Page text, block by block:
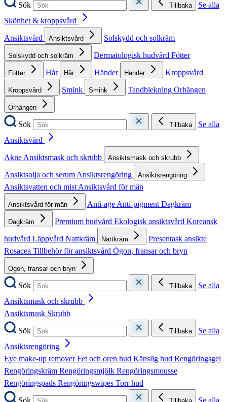
Sök
Tillbaka
Se alla
Skönhet & kroppsvård
Ansiktsvård
Ansiktsvård Solskydd och solkräm
Solskydd och solkräm Dermatologisk hudvård Fötter
Fötter Hår Hår Händer Händer Kroppsvård
Kroppsvård Smink Smink Tandblekning Örhängen
Örhängen
Sök Tillbaka
Se alla
Ansiktsvård
AkneAnsiktsmask och skrubb Ansiktsmask och skrubb
Ansiktsolja och serumAnsiktsrengöring Ansiktsrengöring
Ansiktsvatten och mistAnsiktsvård för män
Ansiktsvård för män Anti-ageAnti-pigmentDagkräm
Dagkräm Premium hudvård Ekologisk ansiktsvård Koreansk
hudvård Läppvård Nattkräm Nattkräm
Presentask ansikte
Rosacea Tillbehör för ansiktsvård Ögon, fransar och bryn
Ögon, fransar och bryn
Sök Tillbaka
Se alla
Ansiktsmask och skrubb
Ansiktsmask Skrubb
Sök
Tillbaka
Se alla
Ansiktsrengöring
Eye make-up removerFet och oren hud Känslig hud Rengöringsgel
Rengöringskräm Rengöringsmjölk Rengöringsmousse
Rengöringspads Rengöringswipes Torr hud